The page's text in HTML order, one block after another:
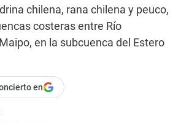
chilena, rana chilena y peuco,
costeras entre Río
en la subcuenca del Estero
en